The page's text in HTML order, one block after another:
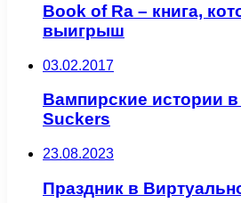
Book of Ra – книга,
выигрыш
03.02.2017
Вампирские истории в
Suckers
23.08.2023
Праздник в